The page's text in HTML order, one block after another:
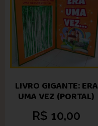
LIVRO GIGANTE: ERA
UMA VEZ (PORTAL)
R$ 10,00